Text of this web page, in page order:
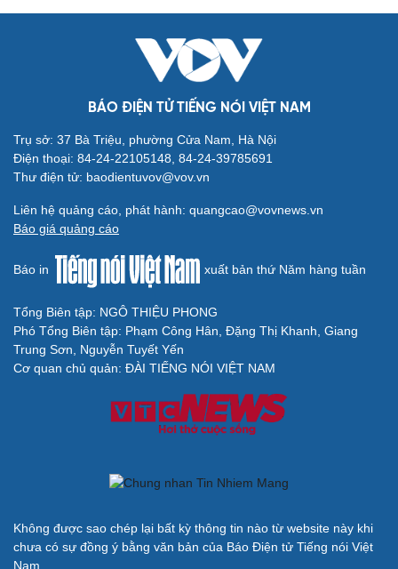
BÁO ĐIỆN TỬ TIẾNG NÓI VIỆT NAM
Trụ sở: 37 Bà Triệu, phường Cửa Nam, Hà Nội
Điện thoại: 84-24-22105148, 84-24-39785691
Thư điện tử: baodientuvov@vov.vn
Liên hệ quảng cáo, phát hành: quangcao@vovnews.vn
Báo giá quảng cáo
Báo in xuất bản thứ Năm hàng tuần
Tổng Biên tập: NGÔ THIỆU PHONG
Phó Tổng Biên tập: Phạm Công Hân, Đặng Thị Khanh, Giang
Trung Sơn, Nguyễn Tuyết Yến
Cơ quan chủ quản: ĐÀI TIẾNG NÓI VIỆT NAM
Không được sao chép lại bất kỳ thông tin nào từ website này khi
chưa có sự đồng ý bằng văn bản của Báo Điện tử Tiếng nói Việt
Nam